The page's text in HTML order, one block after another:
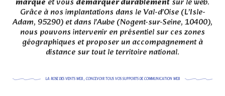
Grâce à nos implantations dans le Val-d’Oise (L’Isle-
Adam, 95290) et dans l’Aube (Nogent-sur-Seine, 10400),
nous pouvons intervenir en présentiel sur ces zones
géographiques et proposer un accompagnement à
distance sur tout le territoire national.
LA ROSE DES VENTS WEB , CONCEVOIR TOUS VOS SUPPORTS DE COMMUNICATION WEB